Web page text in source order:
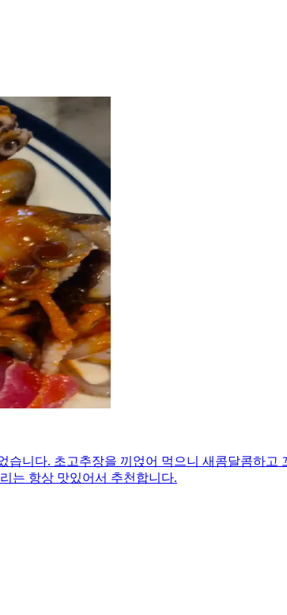
습니다. 초고추장을 끼얹어 먹으니 새콤달콤하
는 항상 맛있어서 추천합니다.